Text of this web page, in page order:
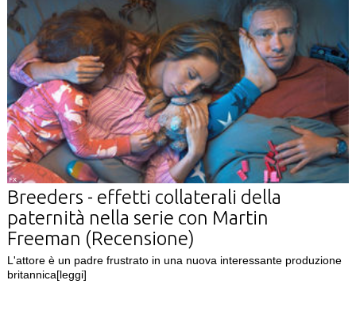
FX
Breeders - effetti collaterali della
paternità nella serie con Martin
Freeman (Recensione)
L'attore è un padre frustrato in una nuova interessante produzione
britannica[leggi]